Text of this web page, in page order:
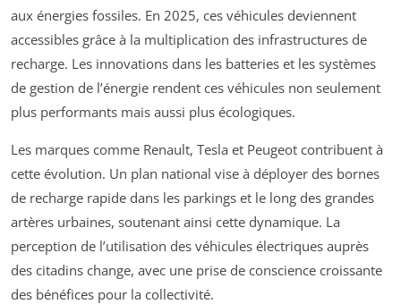
aux énergies fossiles. En 2025, ces véhicules deviennent
accessibles grâce à la multiplication des infrastructures de
recharge. Les innovations dans les batteries et les systèmes
de gestion de l’énergie rendent ces véhicules non seulement
plus performants mais aussi plus écologiques.
Les marques comme Renault, Tesla et Peugeot contribuent à
cette évolution. Un plan national vise à déployer des bornes
de recharge rapide dans les parkings et le long des grandes
artères urbaines, soutenant ainsi cette dynamique. La
perception de l’utilisation des véhicules électriques auprès
des citadins change, avec une prise de conscience croissante
des bénéfices pour la collectivité.